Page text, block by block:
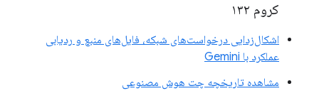
کروم ۱۳۲
اشکال‌زدایی درخواست‌های شبکه، فایل‌های منبع و ردیابی
عملکرد با Gemini
مشاهده تاریخچه چت هوش مصنوعی